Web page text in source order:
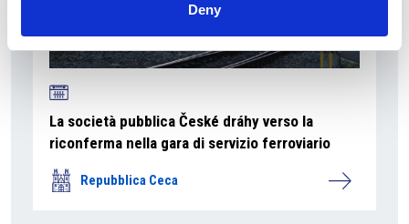
Deny
La società pubblica České dráhy verso la
riconferma nella gara di servizio ferroviario
Repubblica Ceca